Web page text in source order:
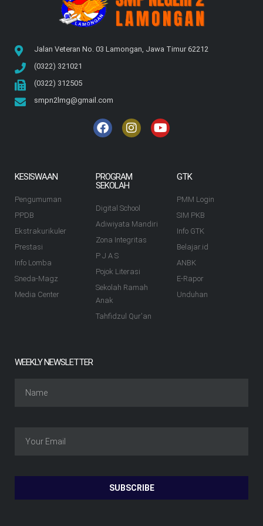
Jalan Veteran No. 03 Lamongan, Jawa Timur 62212
(0322) 321021
(0322) 312505
smpn2lmg@gmail.com
KESISWAAN
Pengumuman
PPDB
Ekstrakurikuler
Prestasi
Info Lomba
Sneda-Magz
Media Center
PROGRAM
SEKOLAH
Digital School
Adiwiyata Mandiri
Zona Integritas
P J A S
Pojok Literasi
Sekolah Ramah
Anak
Tahfidzul Qur'an
GTK
PMM Login
SIM PKB
Info GTK
Belajar.id
ANBK
E-Rapor
Unduhan
WEEKLY NEWSLETTER
SUBSCRIBE